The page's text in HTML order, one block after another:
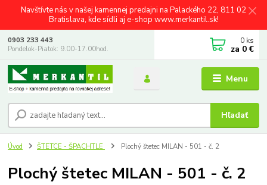
Navštívte nás v našej kamennej predajni na Palackého 22, 811 02
Bratislava, kde sídli aj e-shop www.merkantil.sk!
Menu
Hľadať
0903 233 443
Pondelok-Piatok: 9.00-17.00hod.
0 ks
za 0 €
Úvod ŠTETCE - ŠPACHTLE Plochý štetec MILAN - 501 - č. 2
Plochý štetec MILAN - 501 - č. 2